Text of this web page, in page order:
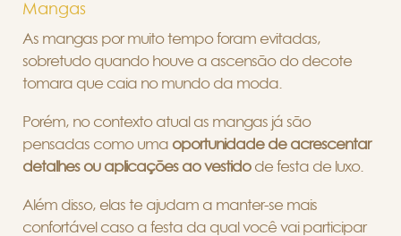
Mangas
As mangas por muito tempo foram evitadas,
sobretudo quando houve a ascensão do decote
tomara que caia no mundo da moda.
Porém, no contexto atual as mangas já são
pensadas como uma oportunidade de acrescentar
detalhes ou aplicações ao vestido de festa de luxo.
Além disso, elas te ajudam a manter-se mais
confortável caso a festa da qual você vai participar